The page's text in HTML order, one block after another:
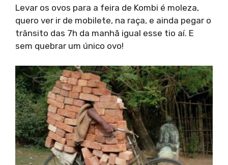
Levar os ovos para a feira de Kombi é moleza,
quero ver ir de mobilete, na raça, e ainda pegar o
trânsito das 7h da manhã igual esse tio aí. E
sem quebrar um único ovo!